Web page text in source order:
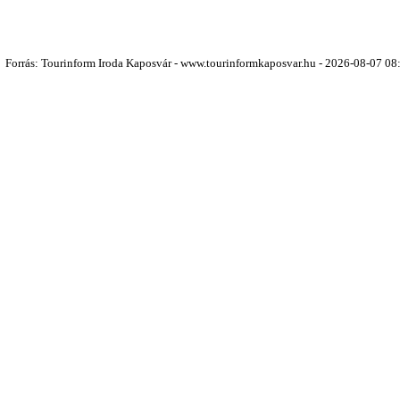
Forrás: Tourinform Iroda Kaposvár - www.tourinformkaposvar.hu - 2026-08-07